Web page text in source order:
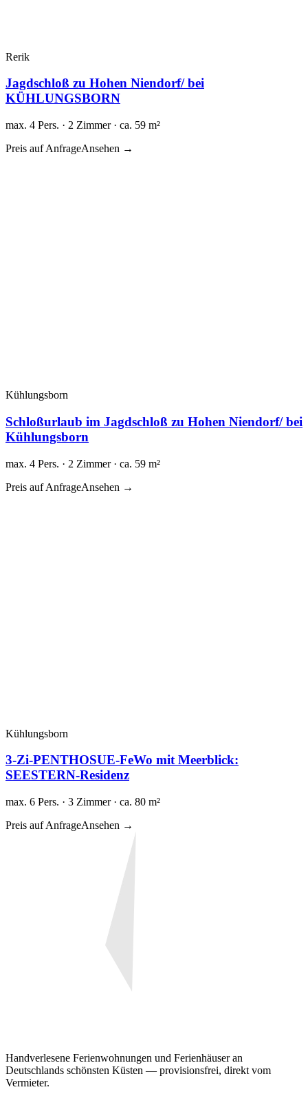
Rerik
Jagdschloß zu Hohen Niendorf/ bei
KÜHLUNGSBORN
max. 4 Pers. · 2 Zimmer · ca. 59 m²
Preis auf AnfrageAnsehen →
Kühlungsborn
Schloßurlaub im Jagdschloß zu Hohen Niendorf/ bei
Kühlungsborn
max. 4 Pers. · 2 Zimmer · ca. 59 m²
Preis auf AnfrageAnsehen →
Kühlungsborn
3-Zi-PENTHOSUE-FeWo mit Meerblick:
SEESTERN-Residenz
max. 6 Pers. · 3 Zimmer · ca. 80 m²
Preis auf AnfrageAnsehen →
Handverlesene Ferienwohnungen und Ferienhäuser an
Deutschlands schönsten Küsten — provisionsfrei, direkt vom
Vermieter.